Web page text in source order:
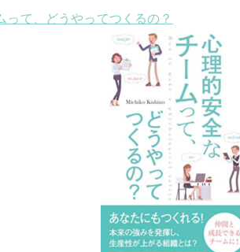
って、どうやってつくるの？